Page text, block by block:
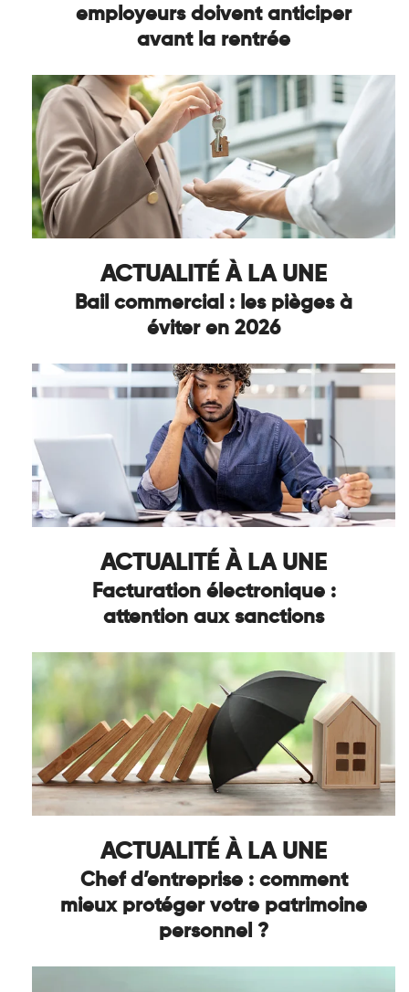
employeurs doivent anticiper
avant la rentrée
ACTUALITÉ À LA UNE
Bail commercial : les pièges à
éviter en 2026
ACTUALITÉ À LA UNE
Facturation électronique :
attention aux sanctions
ACTUALITÉ À LA UNE
Chef d’entreprise : comment
mieux protéger votre patrimoine
personnel ?